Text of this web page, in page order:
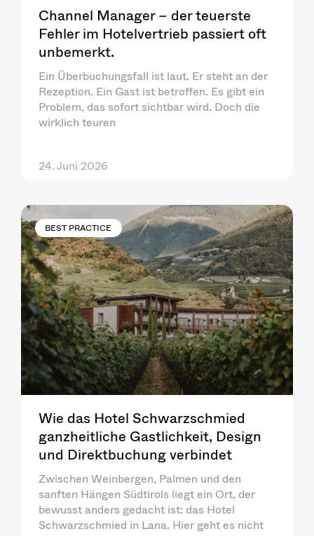
Channel Manager – der teuerste
Fehler im Hotelvertrieb passiert oft
unbemerkt.
Ein Überbuchungsfall ist laut. Er steht an der
Rezeption. Ein Gast ist betroffen. Es gibt ein
Problem, das sofort sichtbar wird. Doch die
wirklich teuren
24. Juni 2026
BEST PRACTICE
Wie das Hotel Schwarzschmied
ganzheitliche Gastlichkeit, Design
und Direktbuchung verbindet
Zwischen Weinbergen, Palmen und den
sanften Hängen Südtirols liegt ein Ort, der
bewusst anders gedacht ist: das Hotel
Schwarzschmied in Lana. Hier geht es nicht